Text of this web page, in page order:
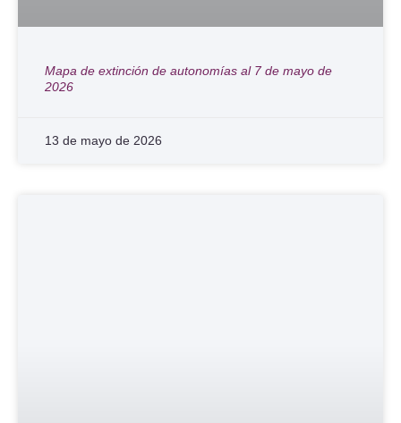
Mapa de extinción de autonomías al 7 de mayo de
2026
13 de mayo de 2026